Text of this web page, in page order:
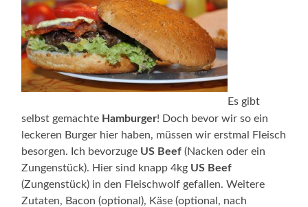
Es gibt
selbst gemachte Hamburger! Doch bevor wir so ein
leckeren Burger hier haben, müssen wir erstmal Fleisch
besorgen. Ich bevorzuge US Beef (Nacken oder ein
Zungenstück). Hier sind knapp 4kg US Beef
(Zungenstück) in den Fleischwolf gefallen. Weitere
Zutaten, Bacon (optional), Käse (optional, nach